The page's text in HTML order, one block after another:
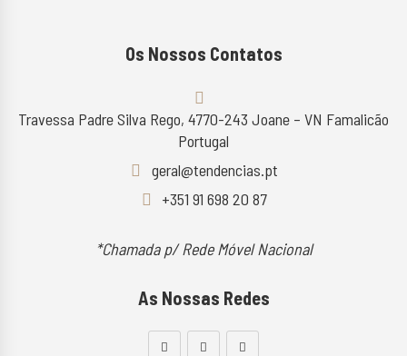
Os Nossos Contatos
Travessa Padre Silva Rego, 4770-243 Joane – VN Famalicão
Portugal
geral@tendencias.pt
+351 91 698 20 87
*Chamada p/ Rede Móvel Nacional
As Nossas Redes